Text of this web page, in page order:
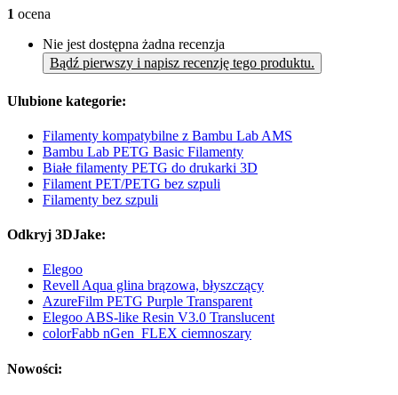
1 ocena
Nie jest dostępna żadna recenzja
Bądź pierwszy i napisz recenzję tego produktu.
Ulubione kategorie:
Filamenty kompatybilne z Bambu Lab AMS
Bambu Lab PETG Basic Filamenty
Białe filamenty PETG do drukarki 3D
Filament PET/PETG bez szpuli
Filamenty bez szpuli
Odkryj 3DJake:
Elegoo
Revell Aqua glina brązowa, błyszczący
AzureFilm PETG Purple Transparent
Elegoo ABS-like Resin V3.0 Translucent
colorFabb nGen_FLEX ciemnoszary
Nowości: